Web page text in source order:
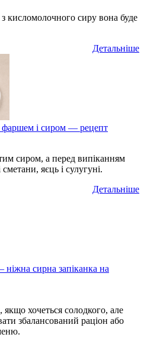
кисломолочного сиру вона буде
Детальніше
і сиром — рецепт
сиром, а перед випіканням
яєць і сулугуні.
Детальніше
сирна запіканка на
хочеться солодкого, але
збалансований раціон або